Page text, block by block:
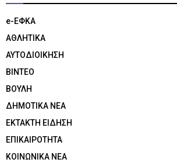
e-ΕΦΚΑ
ΑΘΛΗΤΙΚΑ
ΑΥΤΟΔΙΟΙΚΗΣΗ
ΒΙΝΤΕΟ
ΒΟΥΛΗ
ΔΗΜΟΤΙΚΑ ΝΕΑ
ΕΚΤΑΚΤΗ ΕΙΔΗΣΗ
ΕΠΙΚΑΙΡΟΤΗΤΑ
ΚΟΙΝΩΝΙΚΑ ΝΕΑ